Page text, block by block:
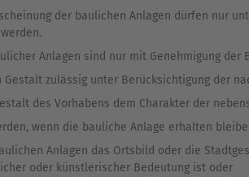
der baulichen Anlagen dürfen nur
Anlagen sind nur mit Genehmigung
zulässig unter Berücksichtigung der
des Vorhabens dem Charakter der
wenn die bauliche Anlage erhalten
Anlagen das Ortsbild oder die
oder künstlerischer Bedeutung ist oder